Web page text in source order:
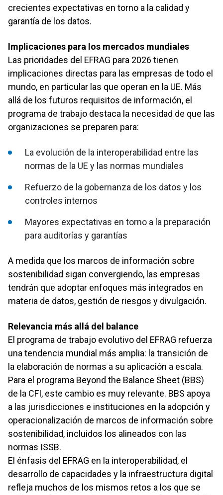
crecientes expectativas en torno a la calidad y
garantía de los datos.
Implicaciones para los mercados mundiales
Las prioridades del EFRAG para 2026 tienen
implicaciones directas para las empresas de todo el
mundo, en particular las que operan en la UE. Más
allá de los futuros requisitos de información, el
programa de trabajo destaca la necesidad de que las
organizaciones se preparen para:
La evolución de la interoperabilidad entre las
normas de la UE y las normas mundiales
Refuerzo de la gobernanza de los datos y los
controles internos
Mayores expectativas en torno a la preparación
para auditorías y garantías
A medida que los marcos de información sobre
sostenibilidad sigan convergiendo, las empresas
tendrán que adoptar enfoques más integrados en
materia de datos, gestión de riesgos y divulgación.
Relevancia más allá del balance
El programa de trabajo evolutivo del EFRAG refuerza
una tendencia mundial más amplia: la transición de
la elaboración de normas a su aplicación a escala.
Para el programa Beyond the Balance Sheet (BBS)
de la CFI, este cambio es muy relevante. BBS apoya
a las jurisdicciones e instituciones en la adopción y
operacionalización de marcos de información sobre
sostenibilidad, incluidos los alineados con las
normas ISSB.
El énfasis del EFRAG en la interoperabilidad, el
desarrollo de capacidades y la infraestructura digital
refleja muchos de los mismos retos a los que se